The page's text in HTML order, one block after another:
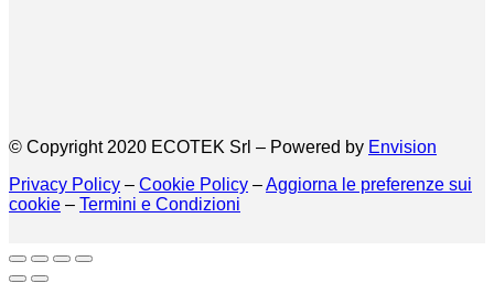
© Copyright 2020 ECOTEK Srl – Powered by Envision
Privacy Policy – Cookie Policy –Aggiorna le preferenze sui
cookie – Termini e Condizioni